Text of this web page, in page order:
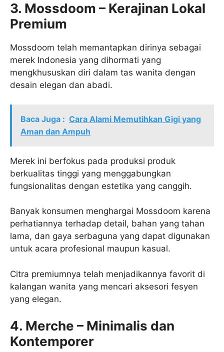
3. Mossdoom – Kerajinan Lokal
Premium
Mossdoom telah memantapkan dirinya sebagai
merek Indonesia yang dihormati yang
mengkhususkan diri dalam tas wanita dengan
desain elegan dan abadi.
Baca Juga : Cara Alami Memutihkan Gigi yang
Aman dan Ampuh
Merek ini berfokus pada produksi produk
berkualitas tinggi yang menggabungkan
fungsionalitas dengan estetika yang canggih.
Banyak konsumen menghargai Mossdoom karena
perhatiannya terhadap detail, bahan yang tahan
lama, dan gaya serbaguna yang dapat digunakan
untuk acara profesional maupun kasual.
Citra premiumnya telah menjadikannya favorit di
kalangan wanita yang mencari aksesori fesyen
yang elegan.
4. Merche – Minimalis dan
Kontemporer